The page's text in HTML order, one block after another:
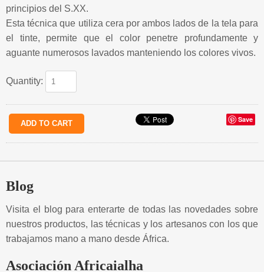
principios del S.XX.
Esta técnica que utiliza cera por ambos lados de la tela para
el tinte, permite que el color penetre profundamente y
aguante numerosos lavados manteniendo los colores vivos.
Quantity:
Save
Blog
Visita el blog para enterarte de todas las novedades sobre
nuestros productos, las técnicas y los artesanos con los que
trabajamos mano a mano desde África.
Asociación Africaialha